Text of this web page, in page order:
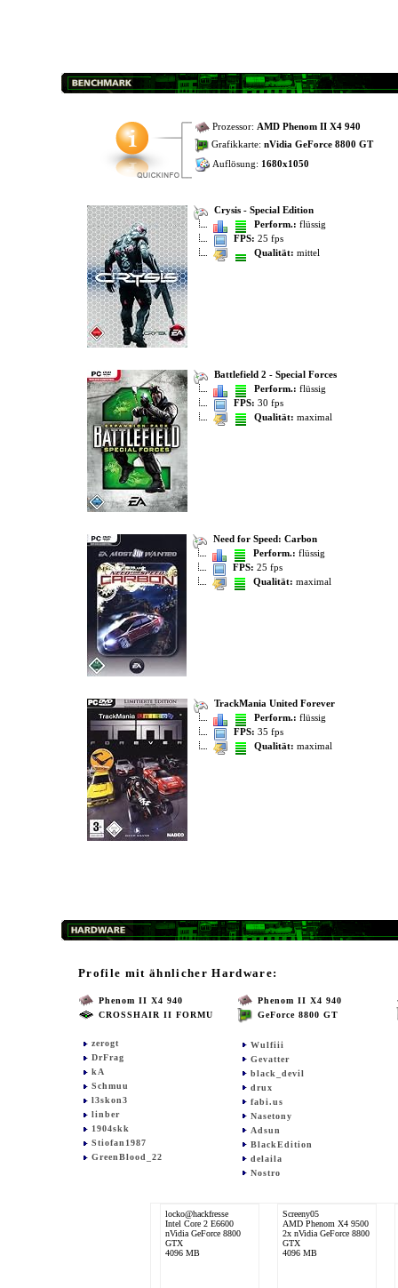
Prozessor: AMD Phenom II X4 940
Grafikkarte: nVidia GeForce 8800 GT
Auflösung: 1680x1050
Crysis - Special Edition
Perform.: flüssig
FPS: 25 fps
Qualität: mittel
Battlefield 2 - Special Forces
Perform.: flüssig
FPS: 30 fps
Qualität: maximal
Need for Speed: Carbon
Perform.: flüssig
FPS: 25 fps
Qualität: maximal
TrackMania United Forever
Perform.: flüssig
FPS: 35 fps
Qualität: maximal
Profile mit ähnlicher Hardware:
Phenom II X4 940
CROSSHAIR II FORMU
zerogt
DrFrag
kA
Schmuu
l3skon3
linber
1904skk
Stiofan1987
GreenBlood_22
Phenom II X4 940
GeForce 8800 GT
Wulfiii
Gevatter
black_devil
drux
fabi.us
Nasetony
Adsun
BlackEdition
delaila
Nostro
locko@hackfresse
Intel Core 2 E6600
nVidia GeForce 8800
GTX
4096 MB
Screeny05
AMD Phenom X4 9500
2x nVidia GeForce 8800
GTX
4096 MB